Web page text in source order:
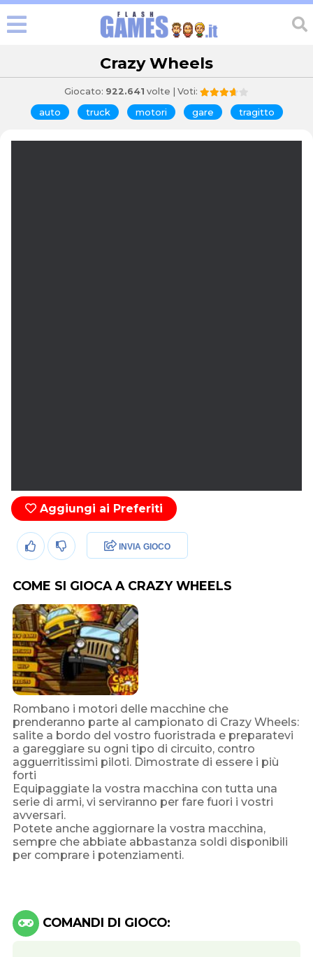
Crazy Wheels
Giocato: 922.641 volte | Voti:
auto truck motori gare tragitto
Aggiungi ai Preferiti
INVIA GIOCO
COME SI GIOCA A CRAZY WHEELS
Rombano i motori delle macchine che
prenderanno parte al campionato di Crazy Wheels:
salite a bordo del vostro fuoristrada e preparatevi
a gareggiare su ogni tipo di circuito, contro
agguerritissimi piloti. Dimostrate di essere i più
forti
Equipaggiate la vostra macchina con tutta una
serie di armi, vi serviranno per fare fuori i vostri
avversari.
Potete anche aggiornare la vostra macchina,
sempre che abbiate abbastanza soldi disponibili
per comprare i potenziamenti.
COMANDI DI GIOCO: